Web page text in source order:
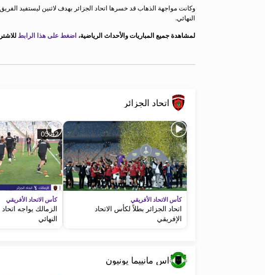
معلومات عن هذا الموقعوكانت مواجهة الذهاب قد خسرها اتحاد الجزائر بهدف لاثنين ليستفيد
النهائي.
لمشاهدة جميع المباريات والأحداث الرياضية، اضغط على هذا الرابط
اتحاد الجزائر
كأس الاتحاد الأفريقي
اتحاد الجزائر بطلاً لكأس الاتحاد
الإفريقي
05:42
كأس الاتحاد الأفريقي
الزمالك يواجه
النهائي
اس مانييما يونيون